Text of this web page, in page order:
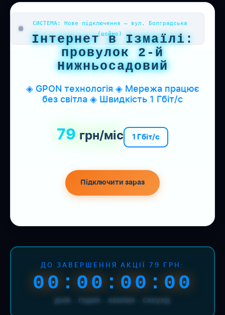
СИСТЕМА: Нове підключення — вул. Болградська
(щойно)
Інтернет в Ізмаїлі:
провулок 2-й
Нижньосадовий
◈ GPON технологія ◈ Мережа працює
без світла ◈ Швидкість 1 Гбіт/с
79 грн/міс 1 Гбіт/с
Підключити зараз
ДО ЗАВЕРШЕННЯ АКЦІЇ 79 ГРН:
00:00:00:00
днів : годин : хвилин : секунд